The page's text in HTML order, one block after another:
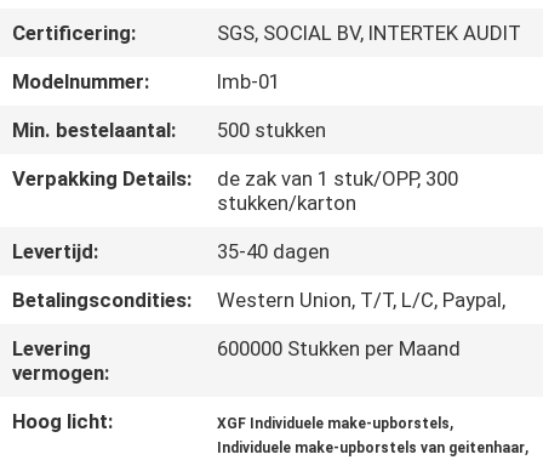
KWALITEITSCONTROLE
SITEMAP
PRIVACY
Certificering:
SGS, SOCIAL BV, INTERTEK AUDIT
Modelnummer:
Imb-01
Min. bestelaantal:
500 stukken
Verpakking Details:
de zak van 1 stuk/OPP, 300
stukken/karton
Levertijd:
35-40 dagen
Betalingscondities:
Western Union, T/T, L/C, Paypal,
Levering
vermogen:
600000 Stukken per Maand
Hoog licht: XGF Individuele make-upborstels,
Individuele make-upborstels van geitenhaar,